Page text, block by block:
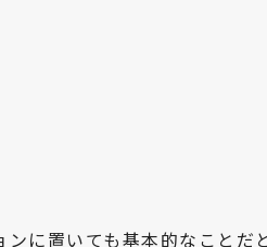
に置いても基本的なことだ